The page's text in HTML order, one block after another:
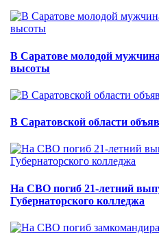
В Саратове молодой
высоты
В Саратовской области
На СВО погиб 21-летний
Губернаторского колледжа